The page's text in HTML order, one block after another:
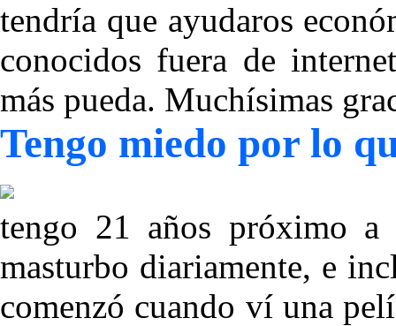
tendría que ayudaros
conocidos fuera de
más pueda. Muchísimas
Tengo miedo por lo
tengo 21 años próximo
masturbo diariamente, e
comenzó cuando ví una